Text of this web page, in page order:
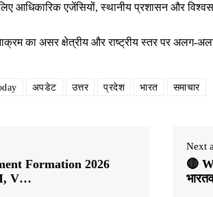
आधिकारिक एजेंसियों, स्थानीय प्रशासन और
का असर क्षेत्रीय और राष्ट्रीय स्तर पर
अपडेट उत्तर प्रदेश भारत समाचार
Formation 2026
V…
Next
🔴